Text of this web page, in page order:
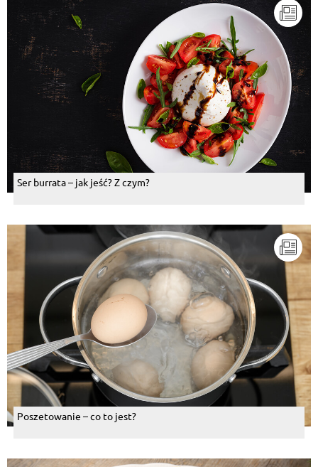
Ser burrata – jak jeść? Z czym?
Poszetowanie – co to jest?